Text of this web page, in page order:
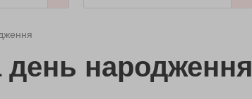
день народження